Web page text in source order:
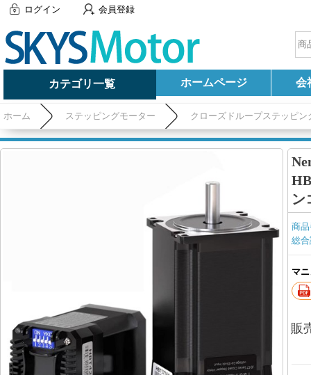
ログイン 会員登録
カテゴリ一覧 ホームページ 会
ホーム ステッピングモーター クローズドループステッピン
1.2Nm/2Nm/3Nm、ドライブ 1000 ラインエンコーダ付き
ン
商
総
マ
販